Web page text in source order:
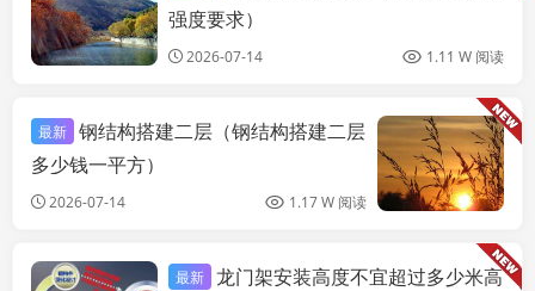
强度要求）
2026-07-14 1.11 W 阅读
最新 钢结构搭建二层（钢结构搭建二层
多少钱一平方）
2026-07-14 1.17 W 阅读
结构地下室设计
最新 龙门架安装高度不宜超过多少米高